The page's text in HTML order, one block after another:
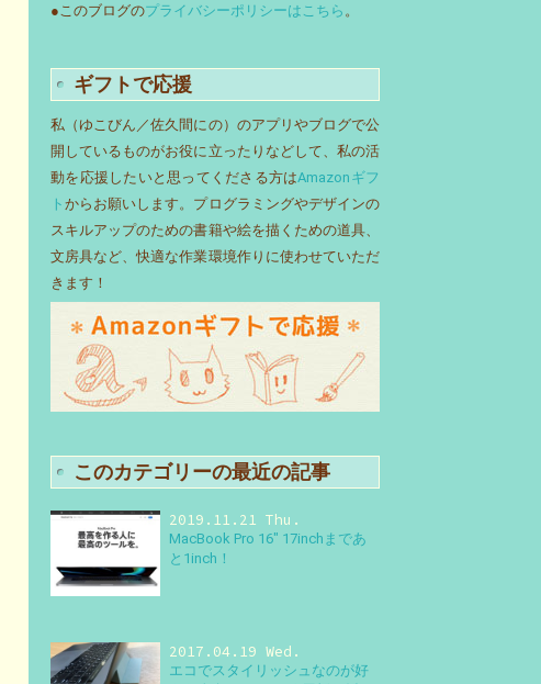
●このブログのプライバシーポリシーはこちら 。
ギフトで応援
私（ゆこびん／佐久間にの）のアプリやブログで公
開しているものがお役に立ったりなどして、私の活
動を応援したいと思ってくださる方はAmazonギフ
トからお願いします。プログラミングやデザインの
スキルアップのための書籍や絵を描くための道具、
文房具など、快適な作業環境作りに使わせていただ
きます！
このカテゴリーの最近の記事
2019.11.21 Thu.
MacBook Pro 16″ 17inchまであ
と1inch！
2017.04.19 Wed.
エコでスタイリッシュなのが好